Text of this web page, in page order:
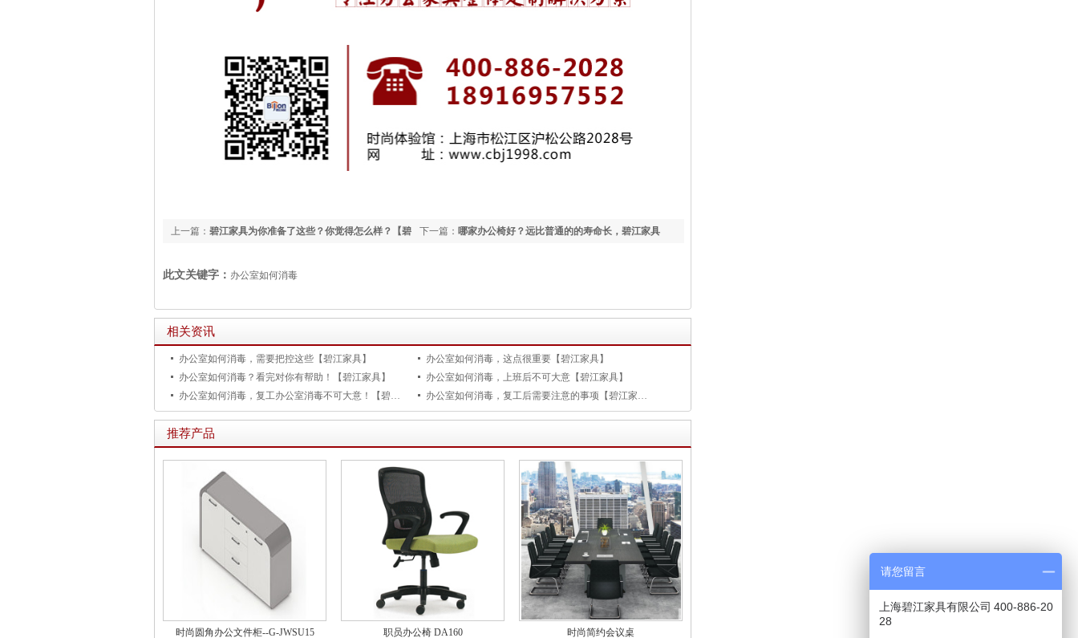
下一篇： 哪家办公椅好？远比普通的的寿命长，碧江家具
上一篇： 碧江家具为你准备了这些？你觉得怎么样？【碧
此文关键字： 办公室如何消毒
相关资讯
办公室如何消毒，需要把控这些【碧江家具】
办公室如何消毒，这点很重要【碧江家具】
办公室如何消毒？看完对你有帮助！【碧江家具】
办公室如何消毒，上班后不可大意【碧江家具】
办公室如何消毒，复工办公室消毒不可大意！【碧江家具】
办公室如何消毒，复工后需要注意的事项【碧江家具】
推荐产品
时尚圆角办公文件柜--G-JWSU15 职员办公椅 DA160 时尚简约会议桌
请您留言
上海碧江家具有限公司 400-886-20
28